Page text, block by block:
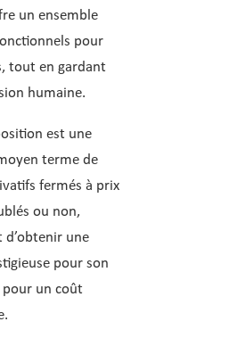
un ensemble
pour
tout en gardant
humaine.
est une
terme de
fermés à prix
ou non,
une
pour son
un coût